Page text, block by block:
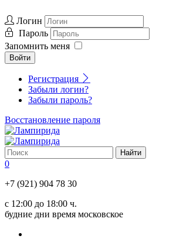
Логин
Пароль
Запомнить меня
Войти
Регистрация
Забыли логин?
Забыли пароль?
Восстановление пароля
0
+7 (921) 904 78 30
с 12:00 до 18:00 ч.
будние дни время московское